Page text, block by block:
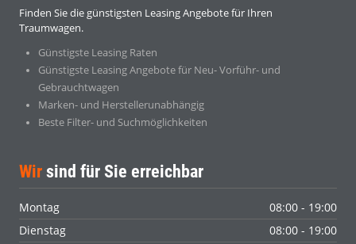
Finden Sie die günstigsten Leasing Angebote für Ihren
Traumwagen.
Günstigste Leasing Raten
Günstigste Leasing Angebote für Neu- Vorführ- und
Gebrauchtwagen
Marken- und Herstellerunabhängig
Beste Filter- und Suchmöglichkeiten
Wir sind für Sie erreichbar
Montag
08:00 - 19:00
Dienstag
08:00 - 19:00